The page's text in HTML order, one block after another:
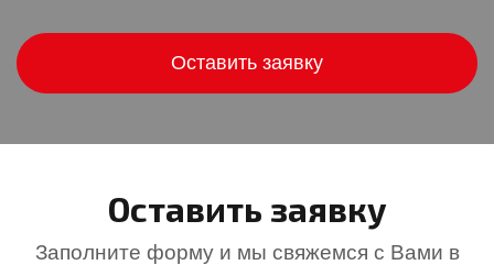
Оставить заявку
Оставить заявку
Заполните форму и мы свяжемся с Вами в